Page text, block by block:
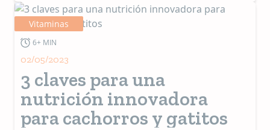
Vitaminas
6+ MIN
02/05/2023
3 claves para una
nutrición innovadora
para cachorros y gatitos